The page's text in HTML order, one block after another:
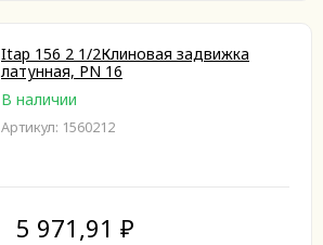
Itap 156 2 1/2Клиновая задвижка
латунная, PN 16
В наличии
Артикул: 1560212
5 971,91 ₽